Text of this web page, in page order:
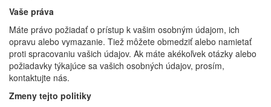
Vaše práva
Máte právo požiadať o prístup k vašim osobným údajom, ich
opravu alebo vymazanie. Tiež môžete obmedziť alebo namietať
proti spracovaniu vašich údajov. Ak máte akékoľvek otázky alebo
požiadavky týkajúce sa vašich osobných údajov, prosím,
kontaktujte nás.
Zmeny tejto politiky